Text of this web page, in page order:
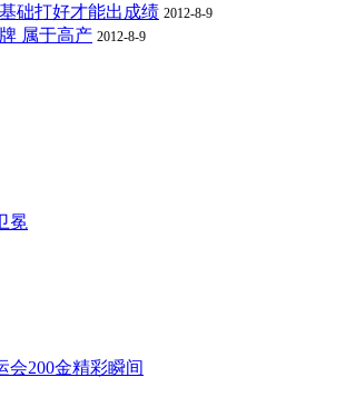
础打好才能出成绩 2012-8-9
属于高产 2012-8-9
冕
会200金精彩瞬间